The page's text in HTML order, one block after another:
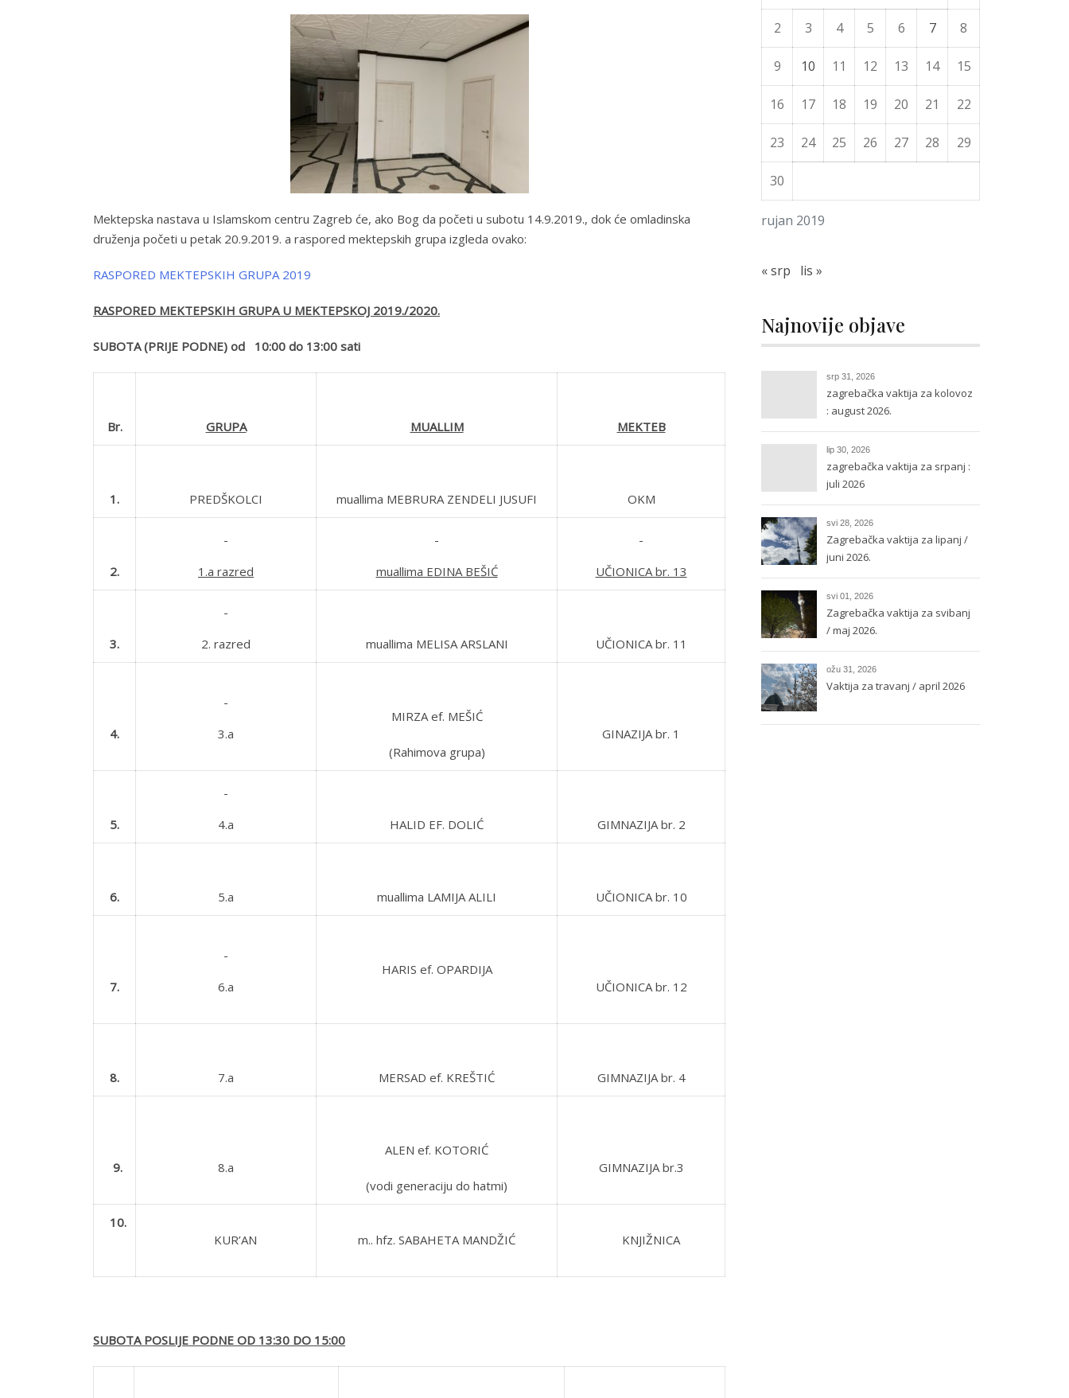
Mektepska nastava u Islamskom centru Zagreb će, ako Bog da početi u subotu 14.9.2019., dok će omladinska
druženja početi u petak 20.9.2019. a raspored mektepskih grupa izgleda ovako:
RASPORED MEKTEPSKIH GRUPA 2019
RASPORED MEKTEPSKIH GRUPA U MEKTEPSKOJ 2019./2020.
SUBOTA (PRIJE PODNE) od 10:00 do 13:00 sati
Br. GRUPA MUALLIM MEKTEB
1. PREDŠKOLCI muallima MEBRURA ZENDELI JUSUFI OKM
2. 1.a razred muallima EDINA BEŠIĆ UČIONICA br. 13
3. 2. razred muallima MELISA ARSLANI UČIONICA br. 11
4. 3.a
MIRZA ef. MEŠIĆ
(Rahimova grupa)
GINAZIJA br. 1
5. 4.a HALID EF. DOLIĆ GIMNAZIJA br. 2
6. 5.a muallima LAMIJA ALILI UČIONICA br. 10
7. 6.a
HARIS ef. OPARDIJA
UČIONICA br. 12
8. 7.a MERSAD ef. KREŠTIĆ GIMNAZIJA br. 4
9. 8.a
ALEN ef. KOTORIĆ
(vodi generaciju do hatmi)
GIMNAZIJA br.3
10.
KUR’AN
m.. hfz. SABAHETA MANDŽIĆ KNJIŽNICA
SUBOTA POSLIJE PODNE OD 13:30 DO 15:00
rujan 2019
2 3 4 5 6 7 8
9 10 11 12 13 14 15
16 17 18 19 20 21 22
23 24 25 26 27 28 29
30
« srp lis »
Najnovije objave
srp 31, 2026
zagrebačka vaktija za kolovoz
: august 2026.
lip 30, 2026
zagrebačka vaktija za srpanj :
juli 2026
svi 28, 2026
Zagrebačka vaktija za lipanj /
juni 2026.
svi 01, 2026
Zagrebačka vaktija za svibanj
/ maj 2026.
ožu 31, 2026
Vaktija za travanj / april 2026